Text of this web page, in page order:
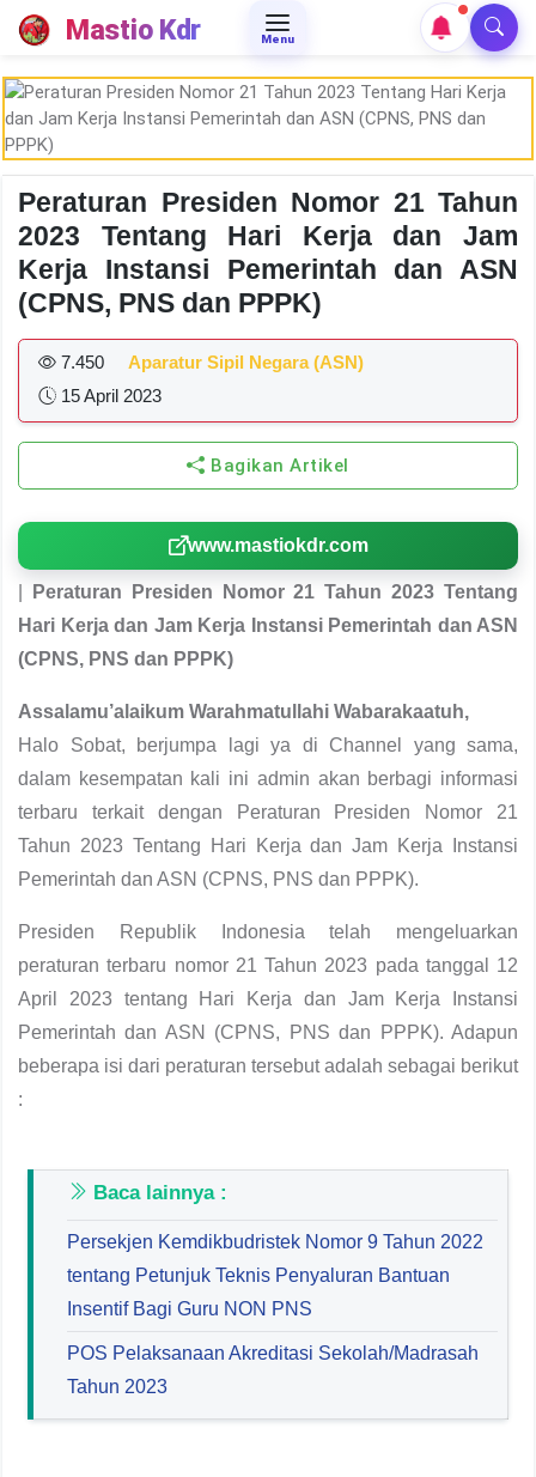
Mastio Kdr Menu
Peraturan Presiden Nomor 21 Tahun
2023 Tentang Hari Kerja dan Jam
Kerja Instansi Pemerintah dan ASN
(CPNS, PNS dan PPPK)
7.450
Aparatur Sipil Negara (ASN)
15 April 2023
Bagikan Artikel
www.mastiokdr.com
Peraturan Presiden Nomor 21 Tahun 2023 Tentang
Hari Kerja dan Jam Kerja Instansi Pemerintah dan ASN
(CPNS, PNS dan PPPK)
Assalamu’alaikum Warahmatullahi Wabarakaatuh,
Halo Sobat, berjumpa lagi ya di Channel yang sama,
dalam kesempatan kali ini admin akan berbagi informasi
terbaru terkait dengan Peraturan Presiden Nomor 21
Tahun 2023 Tentang Hari Kerja dan Jam Kerja Instansi
Pemerintah dan ASN (CPNS, PNS dan PPPK).
Presiden Republik Indonesia telah mengeluarkan
peraturan terbaru nomor 21 Tahun 2023 pada tanggal 12
April 2023 tentang Hari Kerja dan Jam Kerja Instansi
Pemerintah dan ASN (CPNS, PNS dan PPPK). Adapun
beberapa isi dari peraturan tersebut adalah sebagai berikut
:
Baca lainnya :
Persekjen Kemdikbudristek Nomor 9 Tahun 2022
tentang Petunjuk Teknis Penyaluran Bantuan
Insentif Bagi Guru NON PNS
POS Pelaksanaan Akreditasi Sekolah/Madrasah
Tahun 2023